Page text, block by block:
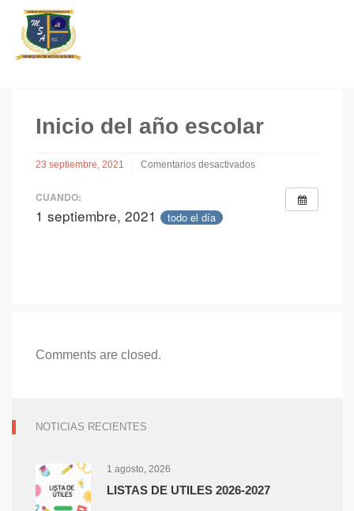
Inicio del año escolar
23 septiembre, 2021
Comentarios desactivados
año
CUANDO:
1 septiembre, 2021 todo el día
Comments are closed.
NOTICIAS RECIENTES
1 agosto, 2026
LISTAS DE UTILES 2026-2027